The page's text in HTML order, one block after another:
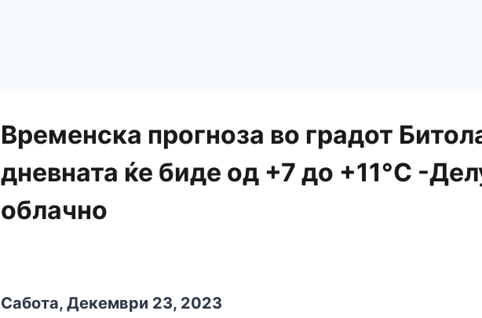
Временска прогноза во градот
дневната ќе биде од +7 до +11°C -
облачно
Сабота, Декември 23, 2023